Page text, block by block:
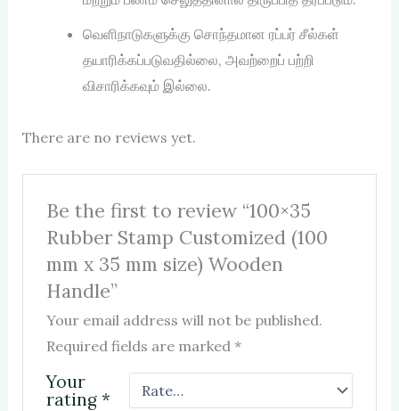
வெளிநாடுகளுக்கு சொந்தமான ரப்பர் சீல்கள்
தயாரிக்கப்படுவதில்லை, அவற்றைப் பற்றி
விசாரிக்கவும் இல்லை.
There are no reviews yet.
Be the first to review “100×35
Rubber Stamp Customized (100
mm x 35 mm size) Wooden
Handle”
Your email address will not be published.
Required fields are marked*
Your
rating*